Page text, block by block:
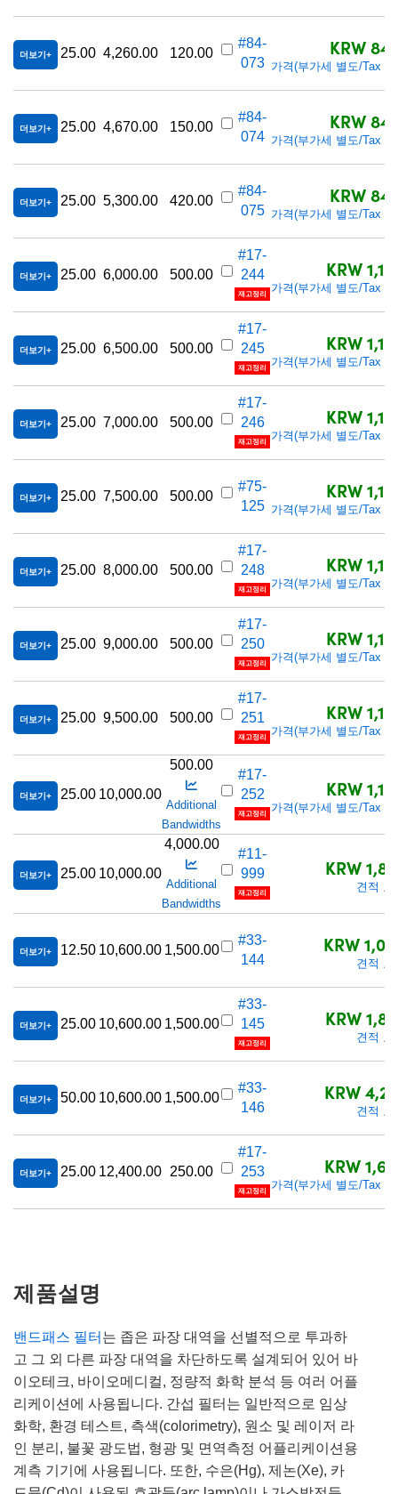
더보기 25.00 4,260.00 120.00
#84-
073
KRW
가격(부가세 별도/Tax
더보기 25.00 4,670.00 150.00
#84-
074
KRW
가격(부가세 별도/Tax
더보기 25.00 5,300.00 420.00
#84-
075
KRW
가격(부가세 별도/Tax
더보기 25.00 6,000.00 500.00
#17-
244
재고정리
KRW
가격(부가세 별도/Tax
더보기 25.00 6,500.00 500.00
#17-
245
재고정리
KRW
가격(부가세 별도/Tax
더보기 25.00 7,000.00 500.00
#17-
246
재고정리
KRW
가격(부가세 별도/Tax
더보기 25.00 7,500.00 500.00
#75-
125
KRW
가격(부가세 별도/Tax
더보기 25.00 8,000.00 500.00
#17-
248
재고정리
KRW
가격(부가세 별도/Tax
더보기 25.00 9,000.00 500.00
#17-
250
재고정리
KRW
가격(부가세 별도/Tax
더보기 25.00 9,500.00 500.00
#17-
251
재고정리
KRW
가격(부가세 별도/Tax
더보기 25.00 10,000.00
500.00
Additional
Bandwidths
#17-
252
재고정리
KRW
가격(부가세 별도/Tax
더보기 25.00 10,000.00
4,000.00
Additional
Bandwidths
#11-
999
재고정리
KRW
견적 요
더보기 12.50 10,600.00 1,500.00
#33-
144
KRW
견적 요
더보기 25.00 10,600.00 1,500.00
#33-
145
재고정리
KRW
견적 요
더보기 50.00 10,600.00 1,500.00
#33-
146
KRW
견적 요
더보기 25.00 12,400.00 250.00
#17-
253
재고정리
KRW
가격(부가세 별도/Tax
제품설명
밴드패스 필터 는 좁은 파장 대역을 선별적으로 투과하
고 그 외 다른 파장 대역을 차단하도록 설계되어 있어 바
이오테크, 바이오메디컬, 정량적 화학 분석 등 여러 어플
리케이션에 사용됩니다. 간섭 필터는 일반적으로 임상
화학, 환경 테스트, 측색(colorimetry), 원소 및 레이저 라
인 분리, 불꽃 광도법, 형광 및 면역측정 어플리케이션용
계측 기기에 사용됩니다. 또한, 수은(Hg), 제논(Xe), 카